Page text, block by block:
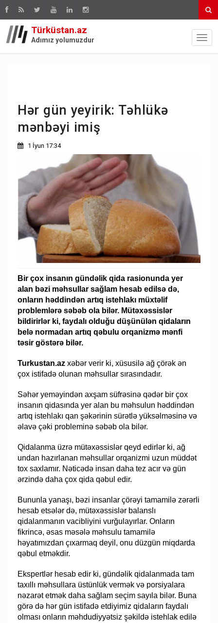
Türküstan.az
Adımız yolumuzdur
Hər gün yeyirik: Təhlükə
mənbəyi imiş
1 İyun 17:34
Bir çox insanın gündəlik qida rasionunda yer
alan bəzi məhsullar sağlam hesab edilsə də,
onların həddindən artıq istehlakı müxtəlif
problemlərə səbəb ola bilər. Mütəxəssislər
bildirirlər ki, faydalı olduğu düşünülən qidaların
belə normadan artıq qəbulu orqanizmə mənfi
təsir göstərə bilər.
Turkustan.az xəbər verir ki, xüsusilə ağ çörək ən
çox istifadə olunan məhsullar sırasındadır.
Səhər yeməyindən axşam süfrəsinə qədər bir çox
insanın qidasında yer alan bu məhsulun həddindən
artıq istehlakı qan şəkərinin sürətlə yüksəlməsinə və
əlavə çəki probleminə səbəb ola bilər.
Qidalanma üzrə mütəxəssislər qeyd edirlər ki, ağ
undan hazırlanan məhsullar orqanizmi uzun müddət
tox saxlamır. Nəticədə insan daha tez acır və gün
ərzində daha çox qida qəbul edir.
Bununla yanaşı, bəzi insanlar çörəyi tamamilə zərərli
hesab etsələr də, mütəxəssislər balanslı
qidalanmanın vacibliyini vurğulayırlar. Onların
fikrincə, əsas məsələ məhsulu tamamilə
həyatımızdan çıxarmaq deyil, onu düzgün miqdarda
qəbul etməkdir.
Ekspertlər hesab edir ki, gündəlik qidalanmada tam
taxıllı məhsullara üstünlük vermək və porsiyalara
nəzarət etmək daha sağlam seçim sayıla bilər. Buna
görə də hər gün istifadə etdiyimiz qidaların faydalı
olması onların məhdudiyyətsiz şəkildə istehlak edilə